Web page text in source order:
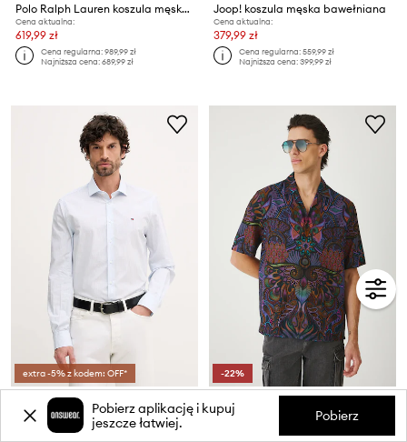
Polo Ralph Lauren koszula męska z wiskozy
Cena aktualna:
619,99 zł
Cena regularna:989,99 zł
Najniższa cena:689,99 zł
Joop! koszula męska bawełniana
Cena aktualna:
379,99 zł
Cena regularna:559,99 zł
Najniższa cena:399,99 zł
extra -5% z kodem: OFF*
Cena aktualna:
229,99 zł
-22%
Medicine koszula
Cena aktualna:
Pobierz aplikację i kupuj
jeszcze łatwiej.
Pobierz